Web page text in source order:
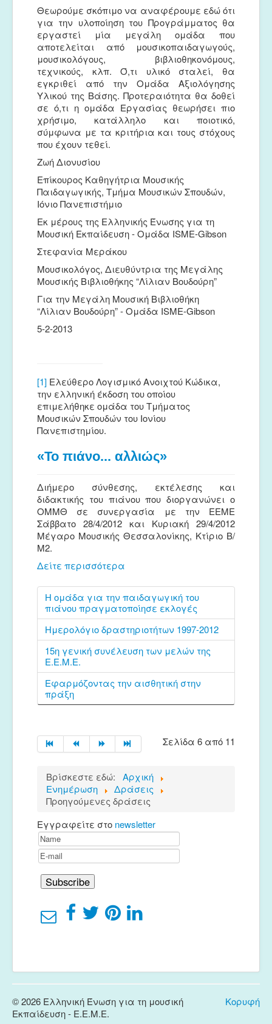
Θεωρούμε σκόπιμο να αναφέρουμε εδώ ότι
για την υλοποίηση του Προγράμματος θα
εργαστεί μία μεγάλη ομάδα που
αποτελείται από μουσικοπαιδαγωγούς,
μουσικολόγους, βιβλιοθηκονόμους,
τεχνικούς, κλπ. Ό,τι υλικό σταλεί, θα
εγκριθεί από την Ομάδα Αξιολόγησης
Υλικού της Βάσης. Προτεραιότητα θα δοθεί
σε ό,τι η ομάδα Εργασίας θεωρήσει πιο
χρήσιμο, κατάλληλο και ποιοτικό,
σύμφωνα με τα κριτήρια και τους στόχους
που έχουν τεθεί.
Ζωή Διονυσίου
Επίκουρος Καθηγήτρια Μουσικής
Παιδαγωγικής, Τμήμα Μουσικών Σπουδών,
Ιόνιο Πανεπιστήμιο
Εκ μέρους της Ελληνικής Ένωσης για τη
Μουσική Εκπαίδευση - Ομάδα ISME-Gibson
Στεφανία Μεράκου
Μουσικολόγος, Διευθύντρια της Μεγάλης
Μουσικής Βιβλιοθήκης “Λίλιαν Βουδούρη”
Για την Μεγάλη Μουσική Βιβλιοθήκη
“Λίλιαν Βουδούρη” - Ομάδα ISME-Gibson
5-2-2013
[1] Ελεύθερο Λογισμικό Ανοιχτού Κώδικα,
την ελληνική έκδοση του οποίου
επιμελήθηκε ομάδα του Τμήματος
Μουσικών Σπουδών του Ιονίου
Πανεπιστημίου.
«Το πιάνο... αλλιώς»
Διήμερο σύνθεσης, εκτέλεσης και
διδακτικής του πιάνου που διοργανώνει ο
ΟΜΜΘ σε συνεργασία με την ΕΕΜΕ
Σάββατο 28/4/2012 και Κυριακή 29/4/2012
Μέγαρο Μουσικής Θεσσαλονίκης, Κτίριο Β/
Μ2.
Δείτε περισσότερα
Η ομάδα για την παιδαγωγική του
πιάνου πραγματοποίησε εκλογές
Ημερολόγιο δραστηριοτήτων 1997-2012
15η γενική συνέλευση των μελών της
Ε.Ε.Μ.Ε.
Εφαρμόζοντας την αισθητική στην
πράξη
Σελίδα 6 από 11
Βρίσκεστε εδώ:
Αρχική
Ενημέρωση
Δράσεις
Προηγούμενες δράσεις
Εγγραφείτε στο newsletter
Κορυφή
© 2026 Ελληνική Ένωση για τη μουσική
Εκπαίδευση - E.E.M.E.